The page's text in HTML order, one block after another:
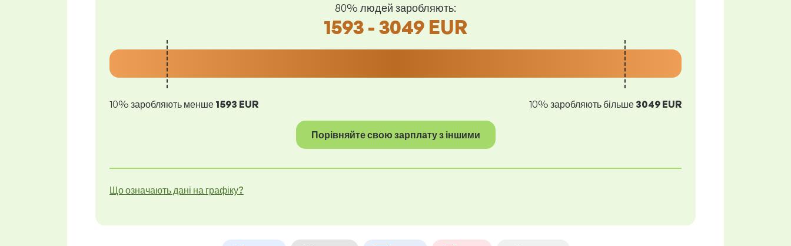
80% людей заробляють:
1593 - 3049 EUR
10% заробляють менше 1593 EUR 10% заробляють більше 3049 EUR
Порівняйте свою зарплату з іншими
Що означають дані на графіку?